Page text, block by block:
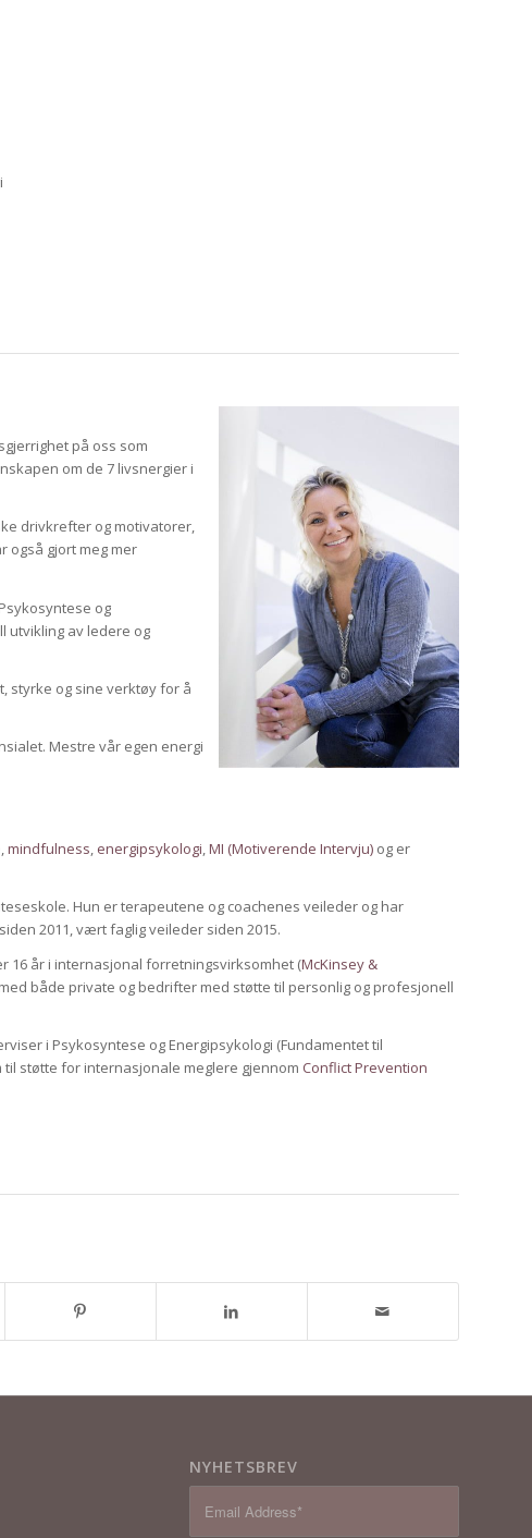
på oss som
om de 7 livsnergier i
drivkrefter og motivatorer,
også gjort meg mer
og
utvikling av ledere og
styrke og sine verktøy for å
Mestre vår egen energi
mindfulness, energipsykologi,MI (Motiverende Intervju)og er
Hun er terapeutene og coachenes veileder og har
2011, vært faglig veileder siden 2015.
16 år i internasjonal forretningsvirksomhet (McKinsey &
både private og bedrifter med støtte til personlig og profesjonell
i Psykosyntese og Energipsykologi (Fundamentet til
støtte for internasjonale meglere gjennom Conflict Prevention
NYHETSBREV